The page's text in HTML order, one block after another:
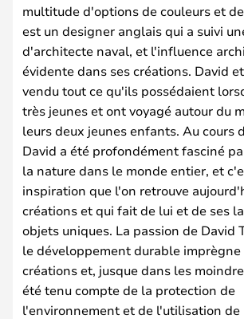
multitude d'options de couleurs et
est un designer anglais qui a suivi
d'architecte naval, et l'influence
évidente dans ses créations. David
vendu tout ce qu'ils possédaient
très jeunes et ont voyagé autour du
leurs deux jeunes enfants. Au cours
David a été profondément fasciné
la nature dans le monde entier, et
inspiration que l'on retrouve
créations et qui fait de lui et de ses
objets uniques. La passion de David
le développement durable imprègne
créations et, jusque dans les
été tenu compte de la protection de
l'environnement et de l'utilisation de